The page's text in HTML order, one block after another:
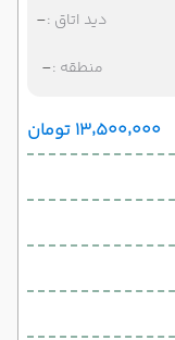
دید اتاق :-
منطقه :-
۱۳٬۵۰۰٬۰۰۰ تومان